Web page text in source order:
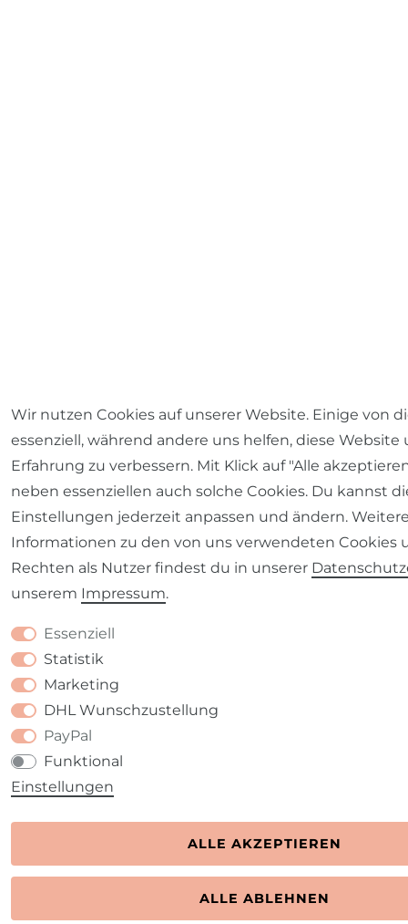
Wir nutzen Cookies auf unserer Website. Einige von
essenziell, während andere uns helfen, diese Website
Erfahrung zu verbessern. Mit Klick auf "Alle
neben essenziellen auch solche Cookies. Du kannst
Einstellungen jederzeit anpassen und ändern.
Informationen zu den von uns verwendeten Cookies
Rechten als Nutzer findest du in unserer
unserem Impressum.
Essenziell
Statistik
Marketing
DHL Wunschzustellung
PayPal
Funktional
Einstellungen
ALLE AKZEPTIEREN
ALLE ABLEHNEN